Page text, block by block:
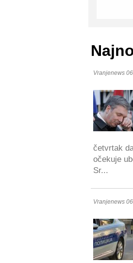
Vranjenews
četvrtak
očekuje
Sr...
Vranjenews